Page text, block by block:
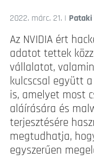
2022. márc. 21. | Pataki
Az NVIDIA ért
adatot tettek
vállalatot,
kulcscsal együtt
is, amelyet most
aláírására és
terjesztésére
megtudhatja,
egyszerűen